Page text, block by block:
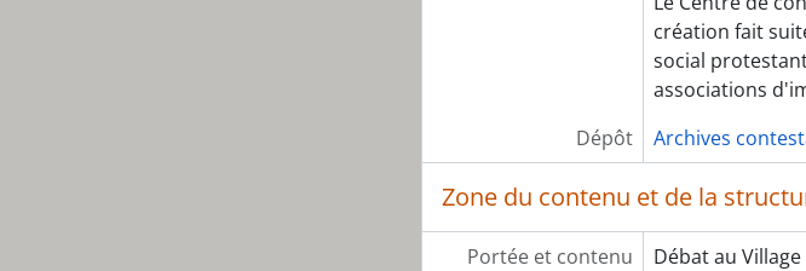
création fait
social
associations
Dépôt
Archives
Zone du contenu et de la
Portée et contenu
Débat au